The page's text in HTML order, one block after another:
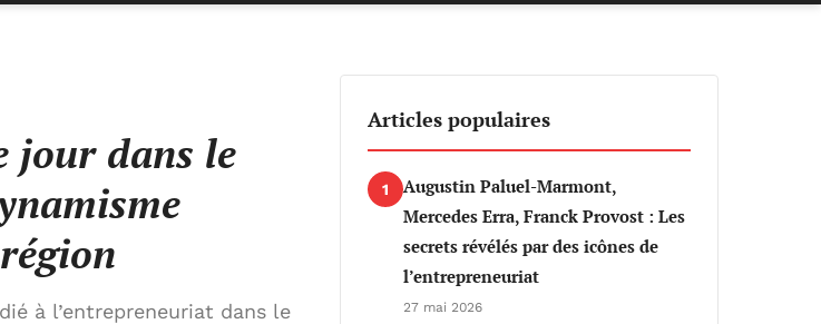
pour valoriser le dynamisme entrepreneurial de la région
jour dans le
à l’entrepreneuriat dans le
Articles populaires
1
Augustin Paluel-Marmont,
Mercedes Erra, Franck Provost : Les
secrets révélés par des icônes de
l’entrepreneuriat
27 mai 2026